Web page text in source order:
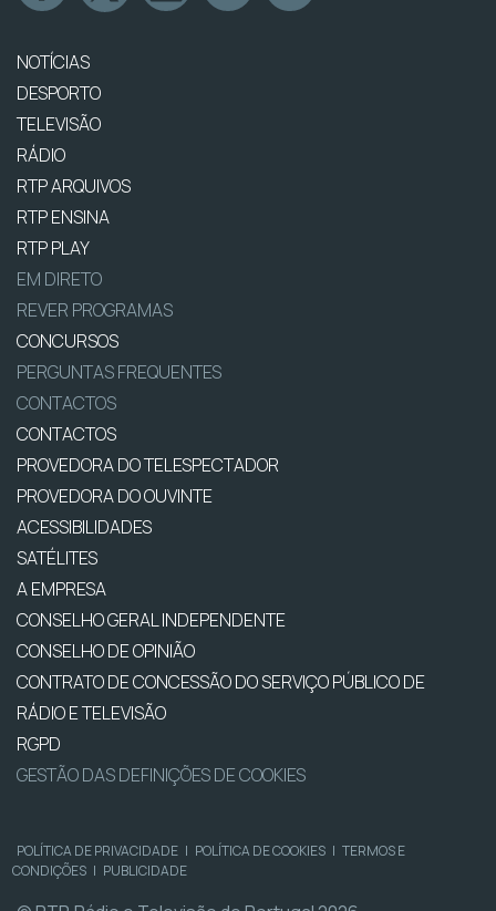
NOTÍCIAS
DESPORTO
TELEVISÃO
RÁDIO
RTP ARQUIVOS
RTP ENSINA
RTP PLAY
EM DIRETO
REVER PROGRAMAS
CONCURSOS
PERGUNTAS FREQUENTES
CONTACTOS
CONTACTOS
PROVEDORA DO TELESPECTADOR
PROVEDORA DO OUVINTE
ACESSIBILIDADES
SATÉLITES
A EMPRESA
CONSELHO GERAL INDEPENDENTE
CONSELHO DE OPINIÃO
CONTRATO DE CONCESSÃO DO SERVIÇO PÚBLICO DE
RÁDIO E TELEVISÃO
RGPD
GESTÃO DAS DEFINIÇÕES DE COOKIES
POLÍTICA DE PRIVACIDADE | POLÍTICA DE COOKIES | TERMOS E
CONDIÇÕES | PUBLICIDADE